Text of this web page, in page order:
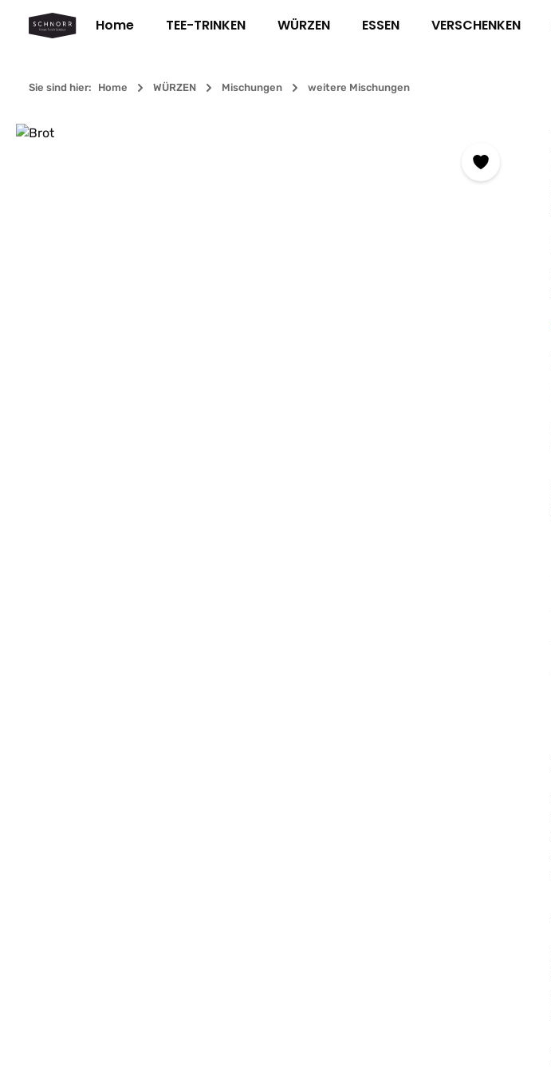
Hauptinhalt springen
Zur Suche springen
Zur Hauptnavigation springen
Home TEE-TRINKEN WÜRZEN ESSEN VERSCHENKEN
Sie sind hier: Home WÜRZEN Mischungen weitere Mischungen
Bildergalerie überspringen